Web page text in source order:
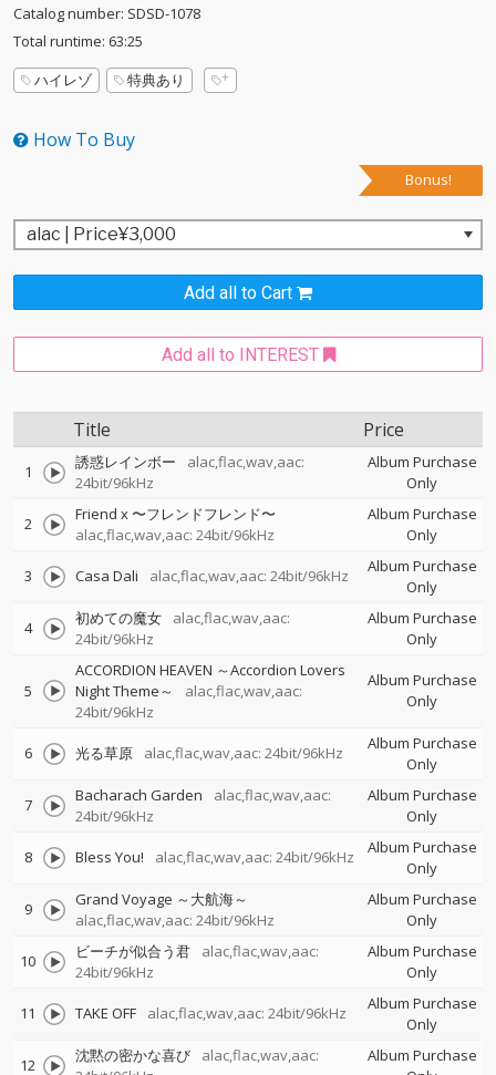
Catalog number: SDSD-1078
Total runtime: 63:25
ハイレゾ
特典あり
How To Buy
Bonus!
Add all to Cart
Add all to INTEREST
Title Price
1 誘惑レインボー
alac,flac,wav,aac:
24bit/96kHz
Album Purchase
Only
2
Friend x 〜フレンドフレンド〜
alac,flac,wav,aac: 24bit/96kHz
Album Purchase
Only
3 Casa Dali alac,flac,wav,aac: 24bit/96kHz
Album Purchase
Only
4 初めての魔女
alac,flac,wav,aac:
24bit/96kHz
Album Purchase
Only
5
ACCORDION HEAVEN ～Accordion Lovers
Night Theme～
alac,flac,wav,aac:
24bit/96kHz
Album Purchase
Only
6 光る草原 alac,flac,wav,aac: 24bit/96kHz
Album Purchase
Only
7 Bacharach Garden
alac,flac,wav,aac:
24bit/96kHz
Album Purchase
Only
8 Bless You! alac,flac,wav,aac: 24bit/96kHz
Album Purchase
Only
9
Grand Voyage ～大航海～
alac,flac,wav,aac: 24bit/96kHz
Album Purchase
Only
10 ビーチが似合う君
alac,flac,wav,aac:
24bit/96kHz
Album Purchase
Only
11 TAKE OFF alac,flac,wav,aac: 24bit/96kHz
Album Purchase
Only
12 沈黙の密かな喜び
alac,flac,wav,aac:
Album Purchase